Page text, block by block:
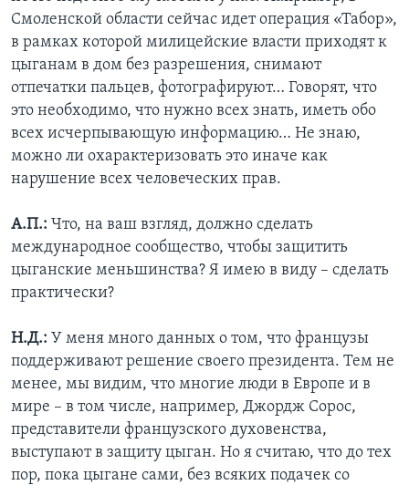
Смоленской области сейчас идет операция «Табор»,
в рамках которой милицейские власти приходят к
цыганам в дом без разрешения, снимают
отпечатки пальцев, фотографируют… Говорят, что
это необходимо, что нужно всех знать, иметь обо
всех исчерпывающую информацию… Не знаю,
можно ли охарактеризовать это иначе как
нарушение всех человеческих прав.
А.П.: Что, на ваш взгляд, должно сделать
международное сообщество, чтобы защитить
цыганские меньшинства? Я имею в виду – сделать
практически?
Н.Д.: У меня много данных о том, что французы
поддерживают решение своего президента. Тем не
менее, мы видим, что многие люди в Европе и в
мире – в том числе, например, Джордж Сорос,
представители французского духовенства,
выступают в защиту цыган. Но я считаю, что до тех
пор, пока цыгане сами, без всяких подачек со